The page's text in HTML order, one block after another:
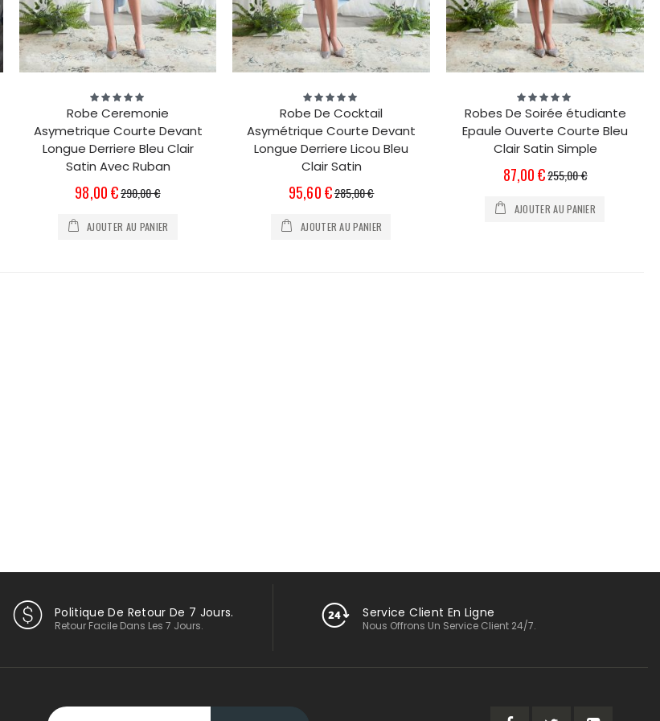
Évaluation:
100%
Robe Ceremonie
Asymetrique Courte Devant
Longue Derriere Bleu Clair
Satin Avec Ruban
Prix
Spécial
98,00 €290,00 €
AJOUTER AU PANIER
Évaluation:
100%
Robe De Cocktail
Asymétrique Courte Devant
Longue Derriere Licou Bleu
Clair Satin
Prix
Spécial
95,60 €285,00 €
AJOUTER AU PANIER
Évaluation:
100%
Robes De Soirée étudiante
Epaule Ouverte Courte Bleu
Clair Satin Simple
Prix
Spécial
87,00 €255,00 €
AJOUTER AU PANIER
Politique De Retour De 7 Jours.
Retour Facile Dans Les 7 Jours.
Service Client En Ligne
Nous Offrons Un Service Client 24/7.
Inscription